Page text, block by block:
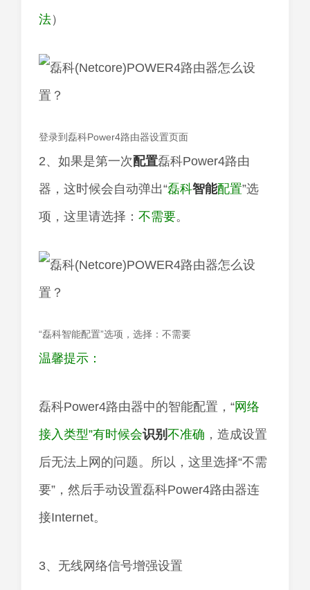
法）
登录到磊科Power4路由器设置页面
2、如果是第一次配置磊科Power4路由
器，这时候会自动弹出“磊科智能配置”选
项，这里请选择： 不需要。
“磊科智能配置”选项，选择：不需要
温馨提示：
磊科Power4路由器中的智能配置，“网络
接入类型”有时候会识别 不准确 ，造成设置
后无法上网的问题。所以，这里选择“不需
要”，然后手动设置磊科Power4路由器连
接Internet。
3、无线网络信号增强设置